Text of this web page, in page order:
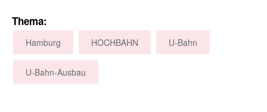
Thema:
Hamburg HOCHBAHN U-Bahn
U-Bahn-Ausbau